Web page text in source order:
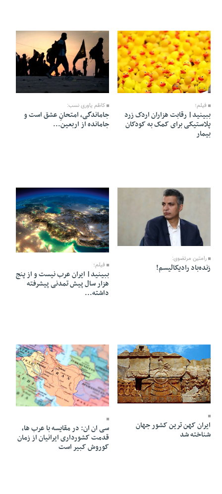
13 Mordad 1405 - 06:29
فیلم؛
ببینید| رقابت هزاران اردک زرد
پلاستیکی برای کمک به کودکان
بیمار
12 Mordad 1405 - 21:54
کاظم یاوری نسب:
جاماندگی، امتحانِ عشق است و
جامانده از اربعین...
12 Mordad 1405 - 19:00
رامتین مرتضوی:
زنده‌باد رادیکالیسم!
09 Mordad 1405 - 11:40
فیلم؛
ببینید| ایران عرب نیست و از پنج
هزار سال پیش تمدنی پیشرفته
داشته...
09 Mordad 1405 - 11:31
ایران کهن ترین کشور جهان
شناخته شد
09 Mordad 1405 - 11:27
سی ان ان: در مقایسه با عرب ها،
قدمت کشورداری ایرانیان از زمان
کوروش کبیر است